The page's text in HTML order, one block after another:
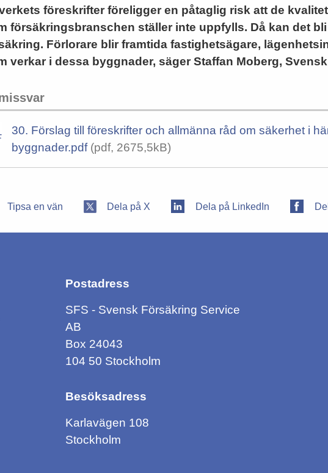
föreskrifter föreligger en påtaglig risk att de
försäkringsbranschen ställer inte uppfylls. Då kan det
Förlorare blir framtida fastighetsägare,
verkar i dessa byggnader, säger Staffan Moberg,
30. Förslag till föreskrifter och allmänna råd om säkerhet i
byggnader.pdf(pdf, 2675,5kB)
Tipsa en vän Dela på X Dela på LinkedIn
Postadress
SFS - Svensk Försäkring Service
AB
Box 24043
104 50 Stockholm
Besöksadress
Karlavägen 108
Stockholm